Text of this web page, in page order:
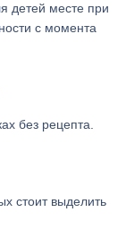
детей месте при
с момента
без рецепта.
стоит выделить